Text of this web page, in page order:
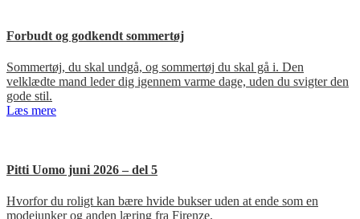
Forbudt og godkendt sommertøj
Sommertøj, du skal undgå, og sommertøj du skal gå i. Den
velklædte mand leder dig igennem varme dage, uden du svigter den
gode stil.
Læs mere
Pitti Uomo juni 2026 – del 5
Hvorfor du roligt kan bære hvide bukser uden at ende som en
modejunker og anden læring fra Firenze.